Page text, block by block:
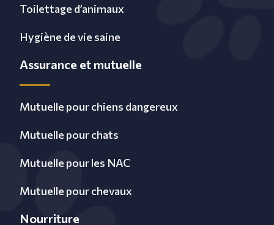
Toilettage d’animaux
Hygiène de vie saine
Assurance et mutuelle
Mutuelle pour chiens dangereux
Mutuelle pour chats
Mutuelle pour les NAC
Mutuelle pour chevaux
Nourriture